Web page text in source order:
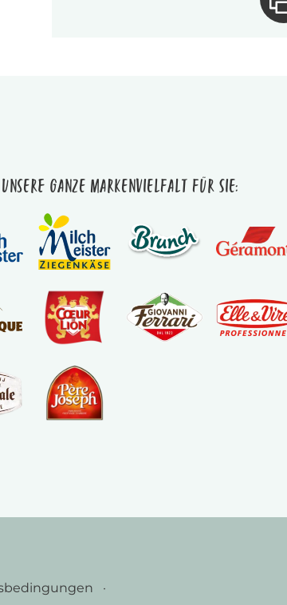
Unsere ganze Markenvielfalt für Sie: